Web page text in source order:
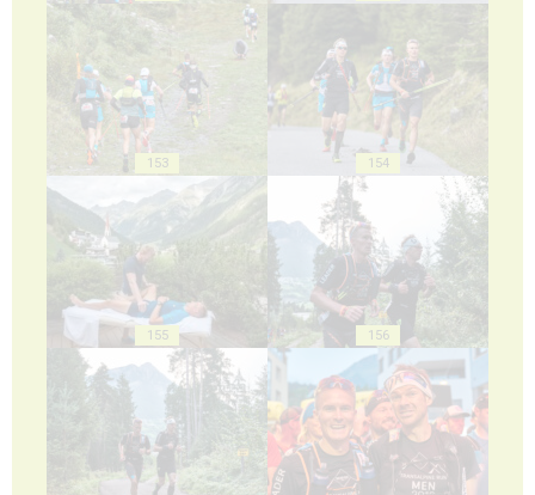
153 154
155 156